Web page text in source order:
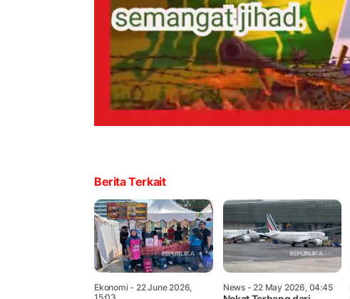
Berita Terkait
Ekonomi- 22 June 2026,
News- 22 May 2026, 04:45